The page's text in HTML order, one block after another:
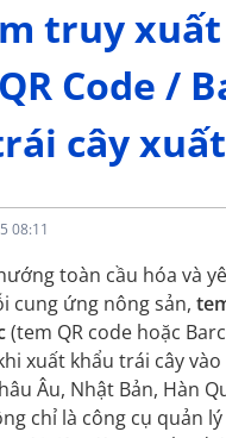
truy
Code /
cây
08:11
toàn cầu hóa và
cung ứng nông sản,
(tem QR code hoặc
xuất khẩu trái cây
Âu, Nhật Bản, Hàn
chỉ là công cụ quản